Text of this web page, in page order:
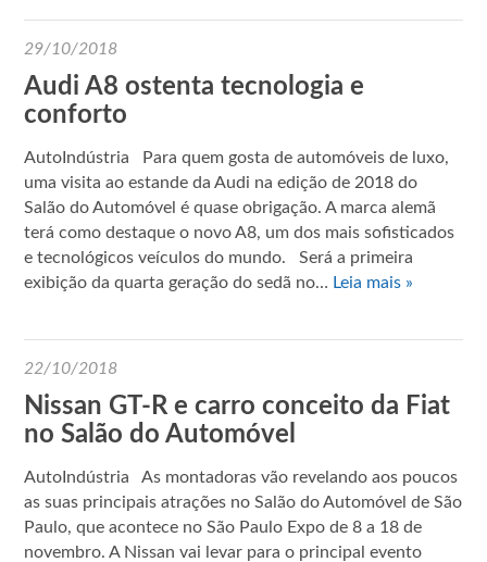
29/10/2018
Audi A8 ostenta tecnologia e
conforto
AutoIndústria Para quem gosta de automóveis de luxo,
uma visita ao estande da Audi na edição de 2018 do
Salão do Automóvel é quase obrigação. A marca alemã
terá como destaque o novo A8, um dos mais sofisticados
e tecnológicos veículos do mundo. Será a primeira
exibição da quarta geração do sedã no… Leia mais »
22/10/2018
Nissan GT-R e carro conceito da Fiat
no Salão do Automóvel
AutoIndústria As montadoras vão revelando aos poucos
as suas principais atrações no Salão do Automóvel de São
Paulo, que acontece no São Paulo Expo de 8 a 18 de
novembro. A Nissan vai levar para o principal evento